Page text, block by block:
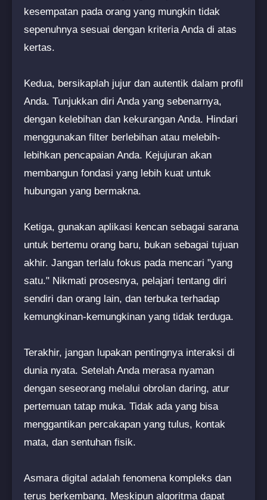
kesempatan pada orang yang mungkin tidak
sepenuhnya sesuai dengan kriteria Anda di atas
kertas.
Kedua, bersikaplah jujur dan autentik dalam profil
Anda. Tunjukkan diri Anda yang sebenarnya,
dengan kelebihan dan kekurangan Anda. Hindari
menggunakan filter berlebihan atau melebih-
lebihkan pencapaian Anda. Kejujuran akan
membangun fondasi yang lebih kuat untuk
hubungan yang bermakna.
Ketiga, gunakan aplikasi kencan sebagai sarana
untuk bertemu orang baru, bukan sebagai tujuan
akhir. Jangan terlalu fokus pada mencari "yang
satu." Nikmati prosesnya, pelajari tentang diri
sendiri dan orang lain, dan terbuka terhadap
kemungkinan-kemungkinan yang tidak terduga.
Terakhir, jangan lupakan pentingnya interaksi di
dunia nyata. Setelah Anda merasa nyaman
dengan seseorang melalui obrolan daring, atur
pertemuan tatap muka. Tidak ada yang bisa
menggantikan percakapan yang tulus, kontak
mata, dan sentuhan fisik.
Asmara digital adalah fenomena kompleks dan
terus berkembang. Meskipun algoritma dapat